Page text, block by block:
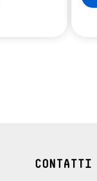
CONTATTI